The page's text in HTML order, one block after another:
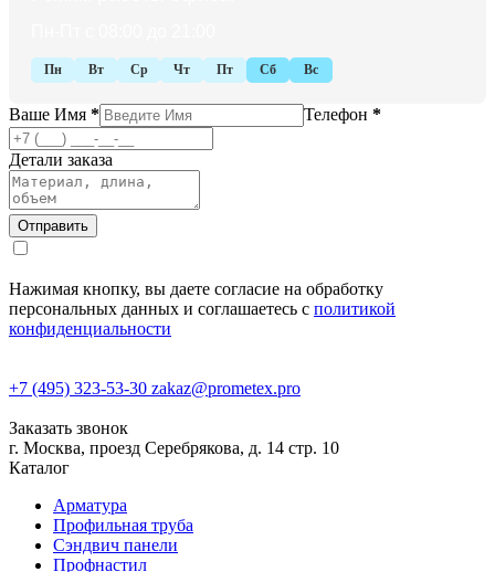
Ваше Имя * Телефон *
Детали заказа
Нажимая кнопку, вы даете согласие на обработку
персональных данных и соглашаетесь с политикой
конфиденциальности
Пн Вт Ср Чт Пт Сб Вс
+7 (495) 323-53-30 zakaz@prometex.pro
Заказать звонок
г. Москва, проезд Серебрякова, д. 14 стр. 10
Каталог
Арматура
Профильная труба
Сэндвич панели
Профнастил